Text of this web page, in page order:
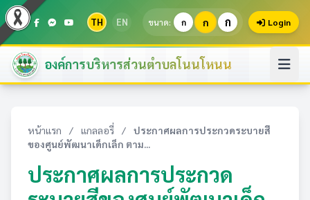
TH EN ขนาด: ก ก ก Login
องค์การบริหารส่วนตำบลโนนโหนน
หน้าแรก / แกลลอรี่ /
ประกาศผลการประกวดระบายสี
ของศูนย์พัฒนาเด็กเล็ก ตาม...
ประกาศผลการประกวด